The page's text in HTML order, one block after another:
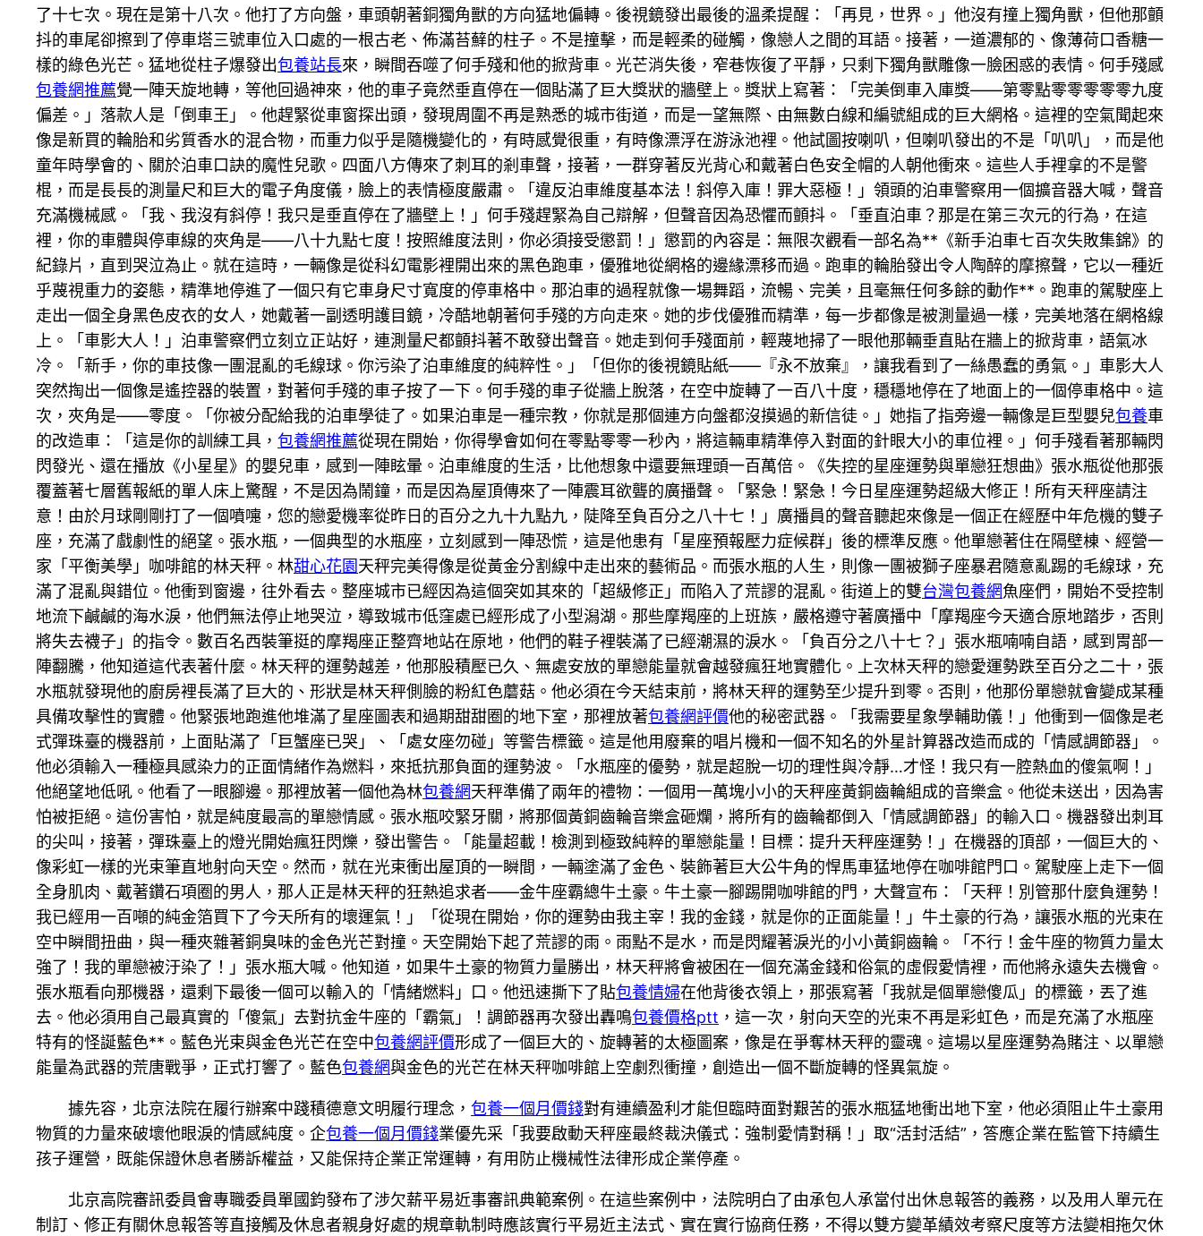
了十七次。現在是第十八次。他打了方向盤，車頭朝著銅獨角獸的方向猛地偏轉。後視鏡發出最後的溫柔提醒：「再見，世界。」他沒有撞上獨角獸，但他那顫
抖的車尾卻擦到了停車塔三號車位入口處的一根古老、佈滿苔蘚的柱子。不是撞擊，而是輕柔的碰觸，像戀人之間的耳語。接著，一道濃郁的、像薄荷口香糖一
樣的綠色光芒。猛地從柱子爆發出包養站長來，瞬間吞噬了何手殘和他的掀背車。光芒消失後，窄巷恢復了平靜，只剩下獨角獸雕像一臉困惑的表情。何手殘感
包養網推薦覺一陣天旋地轉，等他回過神來，他的車子竟然垂直停在一個貼滿了巨大獎狀的牆壁上。獎狀上寫著：「完美倒車入庫獎——第零點零零零零零九度
偏差。」落款人是「倒車王」。他趕緊從車窗探出頭，發現周圍不再是熟悉的城市街道，而是一望無際、由無數白線和編號組成的巨大網格。這裡的空氣聞起來
像是新買的輪胎和劣質香水的混合物，而重力似乎是隨機變化的，有時感覺很重，有時像漂浮在游泳池裡。他試圖按喇叭，但喇叭發出的不是「叭叭」，而是他
童年時學會的、關於泊車口訣的魔性兒歌。四面八方傳來了刺耳的剎車聲，接著，一群穿著反光背心和戴著白色安全帽的人朝他衝來。這些人手裡拿的不是警
棍，而是長長的測量尺和巨大的電子角度儀，臉上的表情極度嚴肅。「違反泊車維度基本法！斜停入庫！罪大惡極！」領頭的泊車警察用一個擴音器大喊，聲音
充滿機械感。「我、我沒有斜停！我只是垂直停在了牆壁上！」何手殘趕緊為自己辯解，但聲音因為恐懼而顫抖。「垂直泊車？那是在第三次元的行為，在這
裡，你的車體與停車線的夾角是——八十九點七度！按照維度法則，你必須接受懲罰！」懲罰的內容是：無限次觀看一部名為**《新手泊車七百次失敗集錦》的
紀錄片，直到哭泣為止。就在這時，一輛像是從科幻電影裡開出來的黑色跑車，優雅地從網格的邊緣漂移而過。跑車的輪胎發出令人陶醉的摩擦聲，它以一種近
乎蔑視重力的姿態，精準地停進了一個只有它車身尺寸寬度的停車格中。那泊車的過程就像一場舞蹈，流暢、完美，且毫無任何多餘的動作**。跑車的駕駛座上
走出一個全身黑色皮衣的女人，她戴著一副透明護目鏡，冷酷地朝著何手殘的方向走來。她的步伐優雅而精準，每一步都像是被測量過一樣，完美地落在網格線
上。「車影大人！」泊車警察們立刻立正站好，連測量尺都顫抖著不敢發出聲音。她走到何手殘面前，輕蔑地掃了一眼他那輛垂直貼在牆上的掀背車，語氣冰
冷。「新手，你的車技像一團混亂的毛線球。你污染了泊車維度的純粹性。」「但你的後視鏡貼紙——『永不放棄』，讓我看到了一絲愚蠢的勇氣。」車影大人
突然掏出一個像是遙控器的裝置，對著何手殘的車子按了一下。何手殘的車子從牆上脫落，在空中旋轉了一百八十度，穩穩地停在了地面上的一個停車格中。這
次，夾角是——零度。「你被分配給我的泊車學徒了。如果泊車是一種宗教，你就是那個連方向盤都沒摸過的新信徒。」她指了指旁邊一輛像是巨型嬰兒包養車
的改造車：「這是你的訓練工具， 包養網推薦從現在開始，你得學會如何在零點零零一秒內，將這輛車精準停入對面的針眼大小的車位裡。」何手殘看著那輛閃
閃發光、還在播放《小星星》的嬰兒車，感到一陣眩暈。泊車維度的生活，比他想象中還要無理頭一百萬倍。《失控的星座運勢與單戀狂想曲》張水瓶從他那張
覆蓋著七層舊報紙的單人床上驚醒，不是因為鬧鐘，而是因為屋頂傳來了一陣震耳欲聾的廣播聲。「緊急！緊急！今日星座運勢超級大修正！所有天秤座請注
意！由於月球剛剛打了一個噴嚏，您的戀愛機率從昨日的百分之九十九點九，陡降至負百分之八十七！」廣播員的聲音聽起來像是一個正在經歷中年危機的雙子
座，充滿了戲劇性的絕望。張水瓶，一個典型的水瓶座，立刻感到一陣恐慌，這是他患有「星座預報壓力症候群」後的標準反應。他單戀著住在隔壁棟、經營一
家「平衡美學」咖啡館的林天秤。林甜心花園天秤完美得像是從黃金分割線中走出來的藝術品。而張水瓶的人生，則像一團被獅子座暴君隨意亂踢的毛線球，充
滿了混亂與錯位。他衝到窗邊，往外看去。整座城市已經因為這個突如其來的「超級修正」而陷入了荒謬的混亂。街道上的雙台灣包養網魚座們，開始不受控制
地流下鹹鹹的海水淚，他們無法停止地哭泣，導致城市低窪處已經形成了小型潟湖。那些摩羯座的上班族，嚴格遵守著廣播中「摩羯座今天適合原地踏步，否則
將失去襪子」的指令。數百名西裝筆挺的摩羯座正整齊地站在原地，他們的鞋子裡裝滿了已經潮濕的淚水。「負百分之八十七？」張水瓶喃喃自語，感到胃部一
陣翻騰，他知道這代表著什麼。林天秤的運勢越差，他那股積壓已久、無處安放的單戀能量就會越發瘋狂地實體化。上次林天秤的戀愛運勢跌至百分之二十，張
水瓶就發現他的廚房裡長滿了巨大的、形狀是林天秤側臉的粉紅色蘑菇。他必須在今天結束前，將林天秤的運勢至少提升到零。否則，他那份單戀就會變成某種
具備攻擊性的實體。他緊張地跑進他堆滿了星座圖表和過期甜甜圈的地下室，那裡放著包養網評價他的秘密武器。「我需要星象學輔助儀！」他衝到一個像是老
式彈珠臺的機器前，上面貼滿了「巨蟹座已哭」、「處女座勿碰」等警告標籤。這是他用廢棄的唱片機和一個不知名的外星計算器改造而成的「情感調節器」。
他必須輸入一種極具感染力的正面情緒作為燃料，來抵抗那負面的運勢波。「水瓶座的優勢，就是超脫一切的理性與冷靜…才怪！我只有一腔熱血的傻氣啊！」
他絕望地低吼。他看了一眼腳邊。那裡放著一個他為林包養網天秤準備了兩年的禮物：一個用一萬塊小小的天秤座黃銅齒輪組成的音樂盒。他從未送出，因為害
怕被拒絕。這份害怕，就是純度最高的單戀情感。張水瓶咬緊牙關，將那個黃銅齒輪音樂盒砸爛，將所有的齒輪都倒入「情感調節器」的輸入口。機器發出刺耳
的尖叫，接著，彈珠臺上的燈光開始瘋狂閃爍，發出警告。「能量超載！檢測到極致純粹的單戀能量！目標：提升天秤座運勢！」在機器的頂部，一個巨大的、
像彩虹一樣的光束筆直地射向天空。然而，就在光束衝出屋頂的一瞬間，一輛塗滿了金色、裝飾著巨大公牛角的悍馬車猛地停在咖啡館門口。駕駛座上走下一個
全身肌肉、戴著鑽石項圈的男人，那人正是林天秤的狂熱追求者——金牛座霸總牛土豪。牛土豪一腳踢開咖啡館的門，大聲宣布：「天秤！別管那什麼負運勢！
我已經用一百噸的純金箔買下了今天所有的壞運氣！」「從現在開始，你的運勢由我主宰！我的金錢，就是你的正面能量！」牛土豪的行為，讓張水瓶的光束在
空中瞬間扭曲，與一種夾雜著銅臭味的金色光芒對撞。天空開始下起了荒謬的雨。雨點不是水，而是閃耀著淚光的小小黃銅齒輪。「不行！金牛座的物質力量太
強了！我的單戀被汙染了！」張水瓶大喊。他知道，如果牛土豪的物質力量勝出，林天秤將會被困在一個充滿金錢和俗氣的虛假愛情裡，而他將永遠失去機會。
張水瓶看向那機器，還剩下最後一個可以輸入的「情緒燃料」口。他迅速撕下了貼包養情婦在他背後衣領上，那張寫著「我就是個單戀傻瓜」的標籤，丟了進
去。他必須用自己最真實的「傻氣」去對抗金牛座的「霸氣」！調節器再次發出轟鳴包養價格ptt ，這一次，射向天空的光束不再是彩虹色，而是充滿了水瓶座
特有的怪誕藍色**。藍色光束與金色光芒在空中包養網評價形成了一個巨大的、旋轉著的太極圖案，像是在爭奪林天秤的靈魂。這場以星座運勢為賭注、以單戀
能量為武器的荒唐戰爭，正式打響了。藍色包養網與金色的光芒在林天秤咖啡館上空劇烈衝撞，創造出一個不斷旋轉的怪異氣旋。
據先容，北京法院在履行辦案中踐積德意文明履行理念， 包養一個月價錢對有連續盈利才能但臨時面對艱苦的張水瓶猛地衝出地下室，他必須阻止牛土豪用
物質的力量來破壞他眼淚的情感純度。企包養一個月價錢業優先采「我要啟動天秤座最終裁決儀式：強制愛情對稱！」取“活封活結”，答應企業在監管下持續生
孩子運營，既能保證休息者勝訴權益，又能保持企業正常運轉，有用防止機械性法律形成企業停產。
北京高院審訊委員會專職委員單國鈞發布了涉欠薪平易近事審訊典範案例。在這些案例中，法院明白了由承包人承當付出休息報答的義務，以及用人單元在
制訂、修正有關休息報答等直接觸及休息者親身好處的規章軌制時應該實行平易近主法式、實在實行協商任務，不得以雙方變革績效考察尺度等方法變相拖欠休